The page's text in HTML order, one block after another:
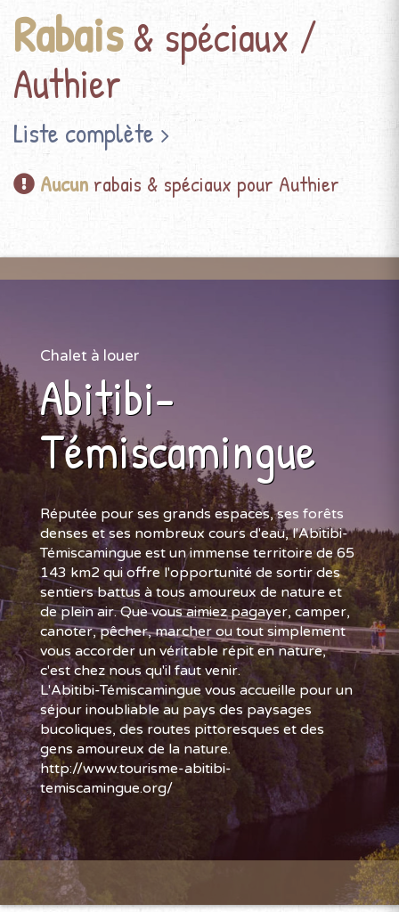
Rabais& spéciaux /
Authier
Liste complète
Aucun rabais & spéciaux pour Authier
Chalet à louer
Abitibi-
Témiscamingue
Réputée pour ses grands espaces, ses forêts
denses et ses nombreux cours d'eau, l'Abitibi-
Témiscamingue est un immense territoire de 65
143 km2 qui offre l'opportunité de sortir des
sentiers battus à tous amoureux de nature et
de plein air. Que vous aimiez pagayer, camper,
canoter, pêcher, marcher ou tout simplement
vous accorder un véritable répit en nature,
c'est chez nous qu'il faut venir.
L'Abitibi-Témiscamingue vous accueille pour un
séjour inoubliable au pays des paysages
bucoliques, des routes pittoresques et des
gens amoureux de la nature.
http://www.tourisme-abitibi-
temiscamingue.org/